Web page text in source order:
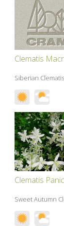
Clematis
Siberian Clematis
Clematis
Sweet Autumn